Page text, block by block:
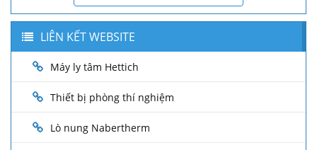
LIÊN KẾT WEBSITE
Máy ly tâm Hettich
Thiết bị phòng thí nghiệm
Lò nung Nabertherm